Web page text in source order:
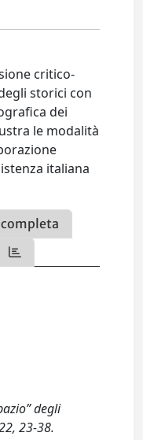
critico-
storici con
dei
le modalità
italiana
completa
degli
23-38.